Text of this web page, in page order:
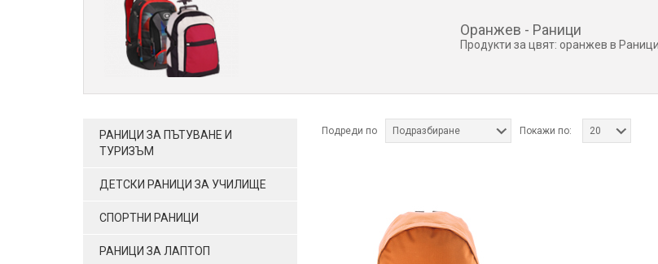
Оранжев - Раници
Продукти за цвят: оранжев в Раници
РАНИЦИ ЗА ПЪТУВАНЕ И
ТУРИЗЪМ
ДЕТСКИ РАНИЦИ ЗА УЧИЛИЩЕ
СПОРТНИ РАНИЦИ
РАНИЦИ ЗА ЛАПТОП
Подреди по Подразбиране Покажи по: 20